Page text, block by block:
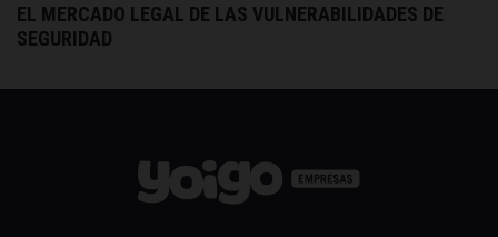
EL MERCADO LEGAL DE LAS VULNERABILIDADES DE
SEGURIDAD